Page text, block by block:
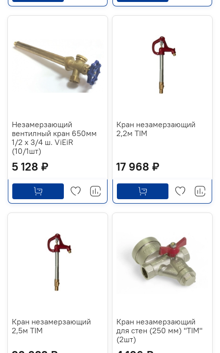
Незамерзающий
вентилный кран 650мм
1/2 х 3/4 ш. ViEiR
(10/1шт)
5 128 ₽
Кран незамерзающий
2,2м TIM
17 968 ₽
Кран незамерзающий
2,5м TIM
Кран незамерзающий
для стен (250 мм) "TIM"
(2шт)